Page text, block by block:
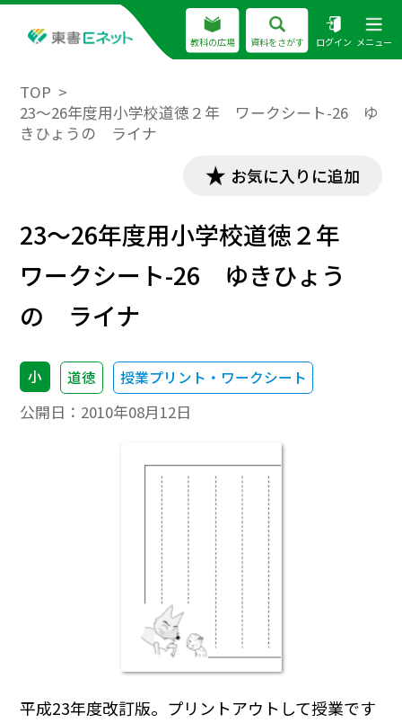
教科の広場 資料をさがす ログイン メニュー
TOP
23～26年度用小学校道徳２年 ワークシート-26 ゆ
きひょうの ライナ
お気に入りに追加
23～26年度用小学校道徳２年
ワークシート-26 ゆきひょう
の ライナ
小 道徳 授業プリント・ワークシート
公開日： 2010年08月12日
平成23年度改訂版。プリントアウトして授業です